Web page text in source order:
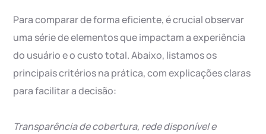
Para comparar de forma eficiente, é crucial observar
uma série de elementos que impactam a experiência
do usuário e o custo total. Abaixo, listamos os
principais critérios na prática, com explicações claras
para facilitar a decisão:
Transparência de cobertura, rede disponível e